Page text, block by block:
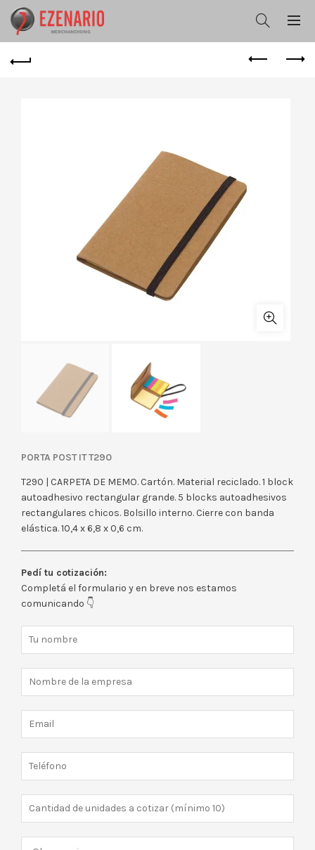
PORTA POST IT T290
T290 | CARPETA DE MEMO. Cartón. Material reciclado. 1 block
autoadhesivo rectangular grande. 5 blocks autoadhesivos
rectangulares chicos. Bolsillo interno. Cierre con banda
elástica. 10,4 x 6,8 x 0,6 cm.
Pedí tu cotización:
Completá el formulario y en breve nos estamos
comunicando 👇